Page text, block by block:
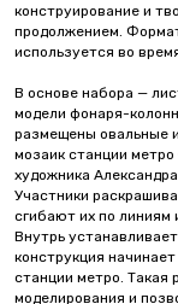
конструирование и
продолжением.
используется во
В основе набора —
модели фонаря-
размещены овальные
мозаик станции
художника
Участники
сгибают их по
Внутрь
конструкция
станции метро. Такая
моделирования и